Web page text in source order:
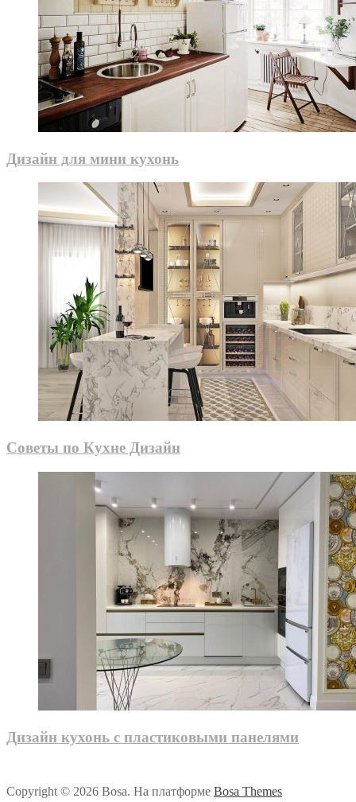
Дизайн для мини кухонь
Советы по Кухне Дизайн
Дизайн кухонь с пластиковыми панелями
Copyright © 2026 Bosa. На платформе Bosa Themes